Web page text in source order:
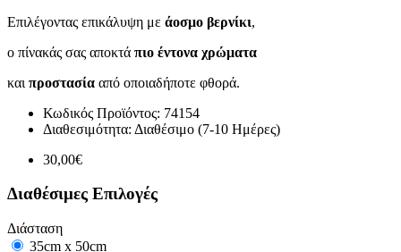
Επιλέγοντας επικάλυψη με άοσμο βερνίκι,
ο πίνακάς σας αποκτά πιο έντονα χρώματα
και προστασία από οποιαδήποτε φθορά.
Κωδικός Προϊόντος: 74154
Διαθεσιμότητα: Διαθέσιμο (7-10 Ημέρες)
30,00€
Διαθέσιμες Επιλογές
Διάσταση
35cm x 50cm